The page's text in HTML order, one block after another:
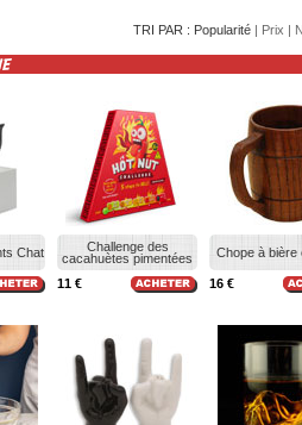
TRI PAR : Popularité | Prix |
Chat
Challenge des
cacahuètes pimentées
11 €
Chope à bière
16 €